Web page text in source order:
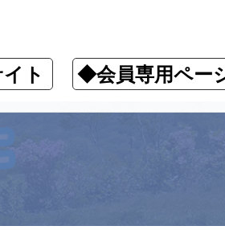
ト ◆会員専用ペー